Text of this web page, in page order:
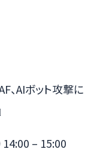
、AIボット攻撃に
14:00 – 15:00